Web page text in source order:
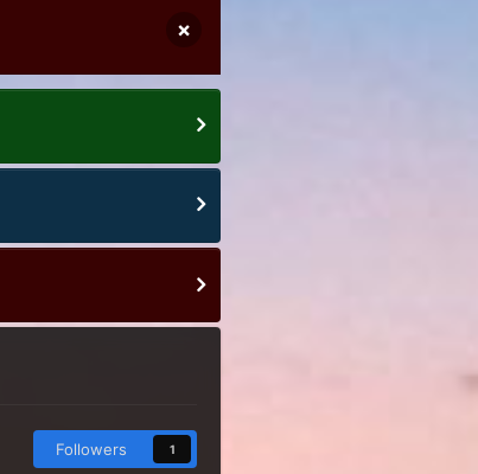
×
Followers 1